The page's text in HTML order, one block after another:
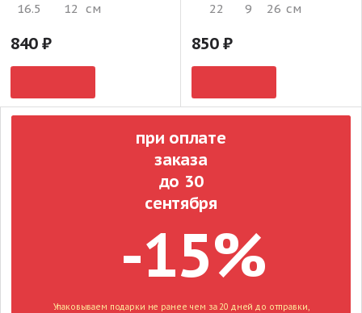
16.5
12 см
840
22
9 26 см
850
-15%
при оплате
заказа
до 30
сентября
Упаковываем подарки не ранее чем за 20 дней до отправки,